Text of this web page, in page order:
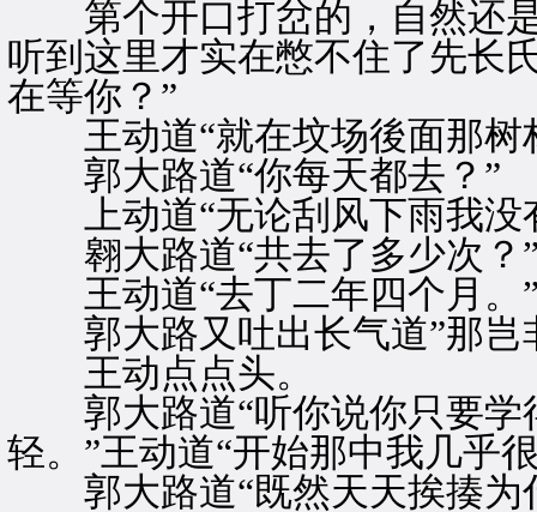
第个开口打岔的，自然还是
听到这里才实在憋不住了先长
在等你？”
王动道“就在坟场後面那树
郭大路道“你每天都去？”
上动道“无论刮风下雨我没
翱大路道“共去了多少次？
王动道“去丁二年四个月。
郭大路又吐出长气道”那岂
王动点点头。
郭大路道“听你说你只要学
轻。”王动道“开始那中我几乎
郭大路道“既然天天挨揍为